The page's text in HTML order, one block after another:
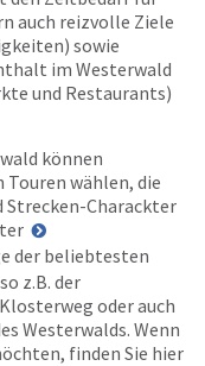
auch reizvolle Ziele
sowie
im Westerwald
und Restaurants)
können
wählen, die
Strecken-Charackter
der beliebtesten
z.B. der
oder auch
Westerwalds. Wenn
finden Sie hier